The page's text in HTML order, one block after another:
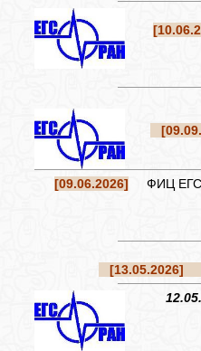
[09.06.2026] ФИЦ ЕГС
[13.05.2026]